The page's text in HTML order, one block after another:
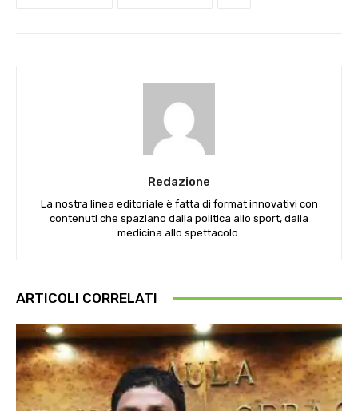
Redazione
La nostra linea editoriale è fatta di format innovativi con
contenuti che spaziano dalla politica allo sport, dalla
medicina allo spettacolo.
ARTICOLI CORRELATI